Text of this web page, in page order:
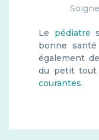
Le pédiatre
bonne
également
du petit tout
courantes.